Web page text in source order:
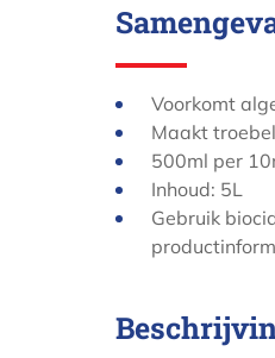
Voorkomt
Maakt
500ml per
Inhoud: 5L
Gebruik